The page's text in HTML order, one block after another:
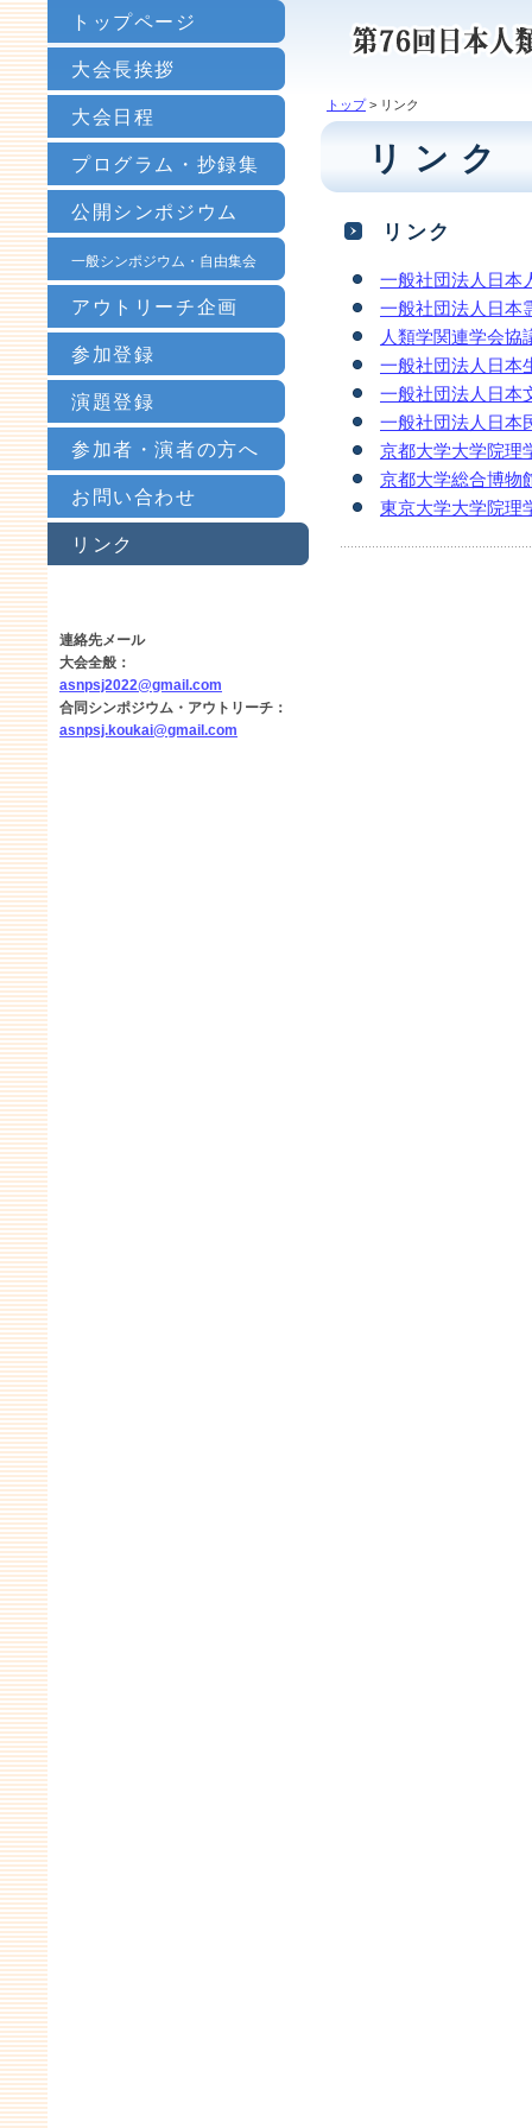
トップページ
大会長挨拶
大会日程
プログラム・抄録集
公開シンポジウム
一般シンポジウム・自由集会
アウトリーチ企画
参加登録
演題登録
参加者・演者の方へ
お問い合わせ
リンク
連絡先メール
大会全般：
asnpsj2022@gmail.com
合同シンポジウム・アウトリーチ：
asnpsj.koukai@gmail.com
トップ> リンク
リンク
リンク
一般社団法人日本
一般社団法人日本
人類学関連学会協
一般社団法人日本
一般社団法人日本
一般社団法人日本
京都大学大学院理
京都大学総合博物
東京大学大学院理